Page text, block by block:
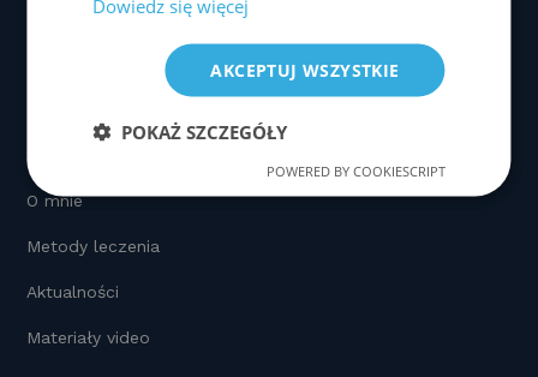
o n
k
O mnie
Metody leczenia
Aktualności
Materiały video
Dowiedz się więcej
AKCEPTUJ WSZYSTKIE
POKAŻ SZCZEGÓŁY
POWERED BY COOKIESCRIPT